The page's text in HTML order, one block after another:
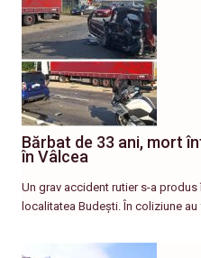
Bărbat de 33 ani, mort
în Vâlcea
Un grav accident rutier s-a produs
localitatea Budești. În coliziune